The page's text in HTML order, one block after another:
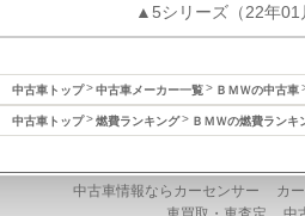
▲5シリーズ（22年01
中古車トップ 中古車メーカー一覧 ＢＭＷの中古車
中古車トップ 燃費ランキング ＢＭＷの燃費ランキ
中古車情報ならカーセンサー
カ